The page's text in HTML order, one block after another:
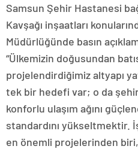
Samsun Şehir Hastanesi
Kavşağı inşaatları
Müdürlüğünde basın
“Ülkemizin doğusundan
projelendirdiğimiz altyapı
tek bir hedefi var; o da
konforlu ulaşım ağını
standardını yükseltmektir.
en önemli projelerinden biri,